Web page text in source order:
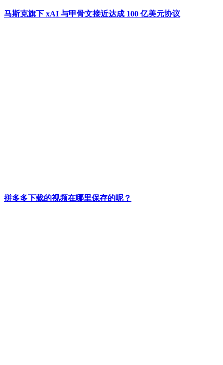
马斯克旗下 xAI 与甲骨文接近达成 100 亿美元协议
拼多多下载的视频在哪里保存的呢？